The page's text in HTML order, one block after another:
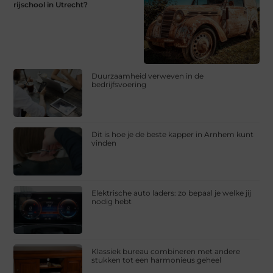
rijschool in Utrecht?
Duurzaamheid verweven in de
bedrijfsvoering
Dit is hoe je de beste kapper in Arnhem kunt
vinden
Elektrische auto laders: zo bepaal je welke jij
nodig hebt
Klassiek bureau combineren met andere
stukken tot een harmonieus geheel